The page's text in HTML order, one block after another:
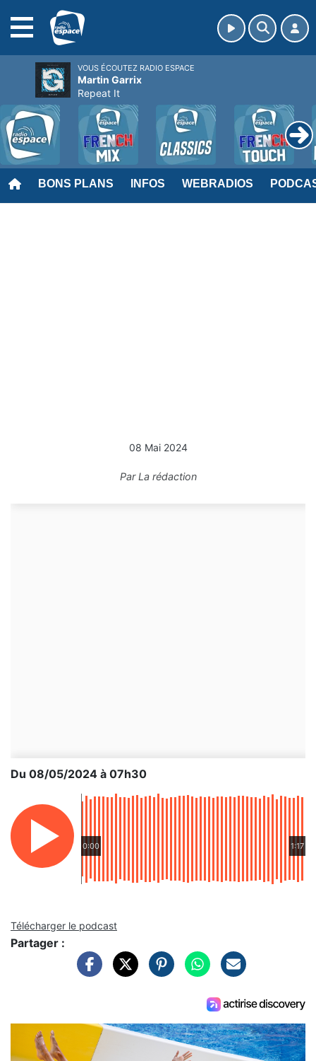
BONS PLANS INFOS WEBRADIOS
08 Mai 2024
ParLa rédaction
Du 08/05/2024 à 07h30
0:00 1:17
Télécharger le podcast
Partager :
VOUS ÉCOUTEZ RADIO ESPACE
Martin Garrix
Repeat It